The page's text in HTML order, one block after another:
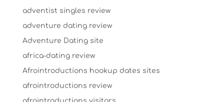
adventist singles review
adventure dating review
Adventure Dating site
africa-dating review
Afrointroductions hookup dates sites
afrointroductions review